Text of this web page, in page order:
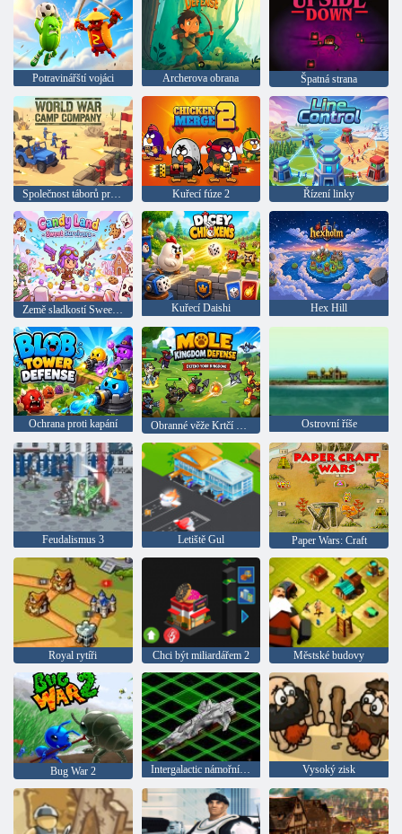
Potravinářští vojáci Archerova obrana Špatná strana
Společnost táborů první světové války Kuřecí fúze 2 Řízení linky
Kuřecí Daishi Hex Hill
Ochrana proti kapání Ostrovní říše
Feudalismus 3 Letiště Gul Paper Wars: Craft
Royal rytíři Chci být miliardářem 2 Městské budovy
Bug War 2 Intergalactic námořní bitva Vysoký zisk